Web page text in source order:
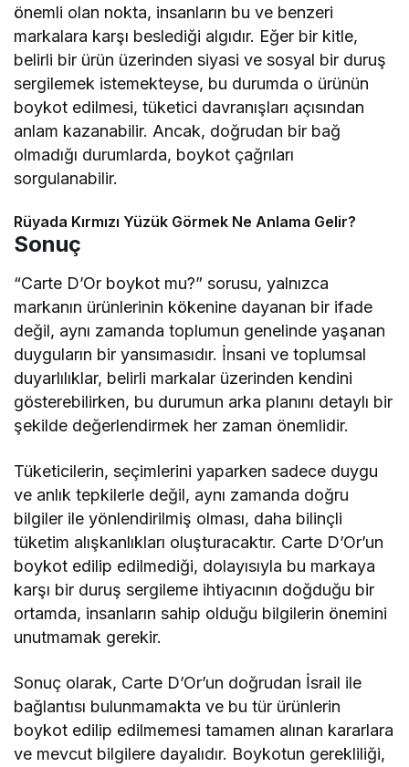
önemli olan nokta, insanların bu ve benzeri
markalara karşı beslediği algıdır. Eğer bir kitle,
belirli bir ürün üzerinden siyasi ve sosyal bir duruş
sergilemek istemekteyse, bu durumda o ürünün
boykot edilmesi, tüketici davranışları açısından
anlam kazanabilir. Ancak, doğrudan bir bağ
olmadığı durumlarda, boykot çağrıları
sorgulanabilir.
Rüyada Kırmızı Yüzük Görmek Ne Anlama Gelir?
Sonuç
“Carte D’Or boykot mu?” sorusu, yalnızca
markanın ürünlerinin kökenine dayanan bir ifade
değil, aynı zamanda toplumun genelinde yaşanan
duyguların bir yansımasıdır. İnsani ve toplumsal
duyarlılıklar, belirli markalar üzerinden kendini
gösterebilirken, bu durumun arka planını detaylı bir
şekilde değerlendirmek her zaman önemlidir.
Tüketicilerin, seçimlerini yaparken sadece duygu
ve anlık tepkilerle değil, aynı zamanda doğru
bilgiler ile yönlendirilmiş olması, daha bilinçli
tüketim alışkanlıkları oluşturacaktır. Carte D’Or’un
boykot edilip edilmediği, dolayısıyla bu markaya
karşı bir duruş sergileme ihtiyacının doğduğu bir
ortamda, insanların sahip olduğu bilgilerin önemini
unutmamak gerekir.
Sonuç olarak, Carte D’Or’un doğrudan İsrail ile
bağlantısı bulunmamakta ve bu tür ürünlerin
boykot edilip edilmemesi tamamen alınan kararlara
ve mevcut bilgilere dayalıdır. Boykotun gerekliliği,